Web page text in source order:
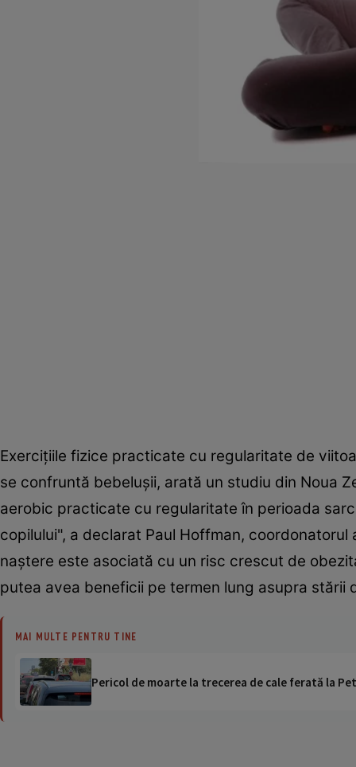
Exerciţiile fizice practicate cu regularitate de
se confruntă bebeluşii, arată un studiu din Noua
aerobic practicate cu regularitate în perioada
copilului", a declarat Paul Hoffman,
naştere este asociată cu un risc crescut de
putea avea beneficii pe termen lung asupra
MAI MULTE PENTRU TINE
Pericol de moarte la trecerea de cale ferată la